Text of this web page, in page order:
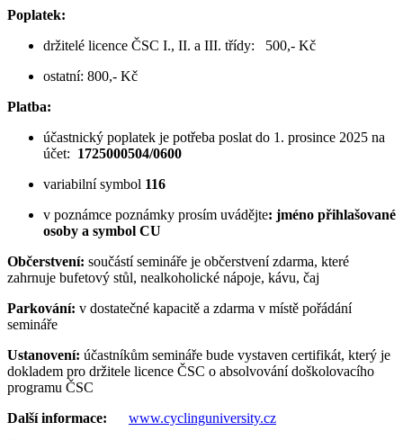
Poplatek:
držitelé licence ČSC I., II. a III. třídy: 500,- Kč
ostatní: 800,- Kč
Platba:
účastnický poplatek je potřeba poslat do 1. prosince 2025 na
účet: 1725000504/0600
variabilní symbol 116
v poznámce poznámky prosím uvádějte: jméno přihlašované
osoby a symbol CU
Občerstvení: součástí semináře je občerstvení zdarma, které
zahrnuje bufetový stůl, nealkoholické nápoje, kávu, čaj
Parkování: v dostatečné kapacitě a zdarma v místě pořádání
semináře
Ustanovení: účastníkům semináře bude vystaven certifikát, který je
dokladem pro držitele licence ČSC o absolvování doškolovacího
programu ČSC
Další informace:
www.cyclinguniversity.cz